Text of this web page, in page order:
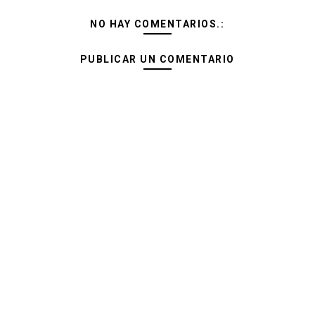
NO HAY COMENTARIOS.:
PUBLICAR UN COMENTARIO